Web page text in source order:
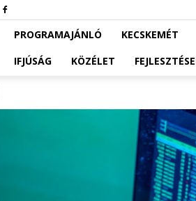
PROGRAMAJÁNLÓ KECSKEMÉT
IFJÚSÁG
KÖZÉLET